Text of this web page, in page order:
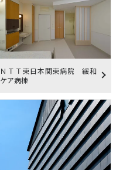
ＮＴＴ東日本関東病院 緩和
ケア病棟